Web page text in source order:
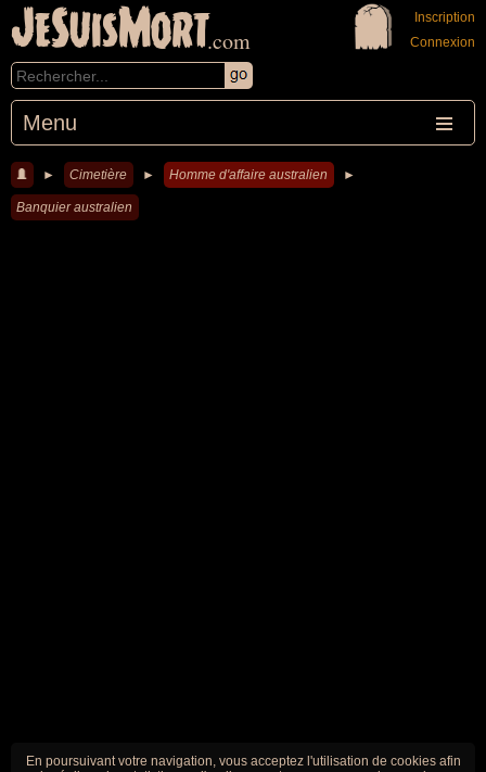
JeSuisMort.com
Menu
Inscription
Connexion
► Cimetière ► Homme d'affaire australien ►
Banquier australien
En poursuivant votre navigation, vous acceptez l'utilisation de cookies afin